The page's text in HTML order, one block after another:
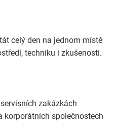
celý den na jednom místě
techniku i zkušenosti.
zakázkách
korporátních společnostech